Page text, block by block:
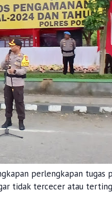
perlengkapan tugas
tidak tercecer atau